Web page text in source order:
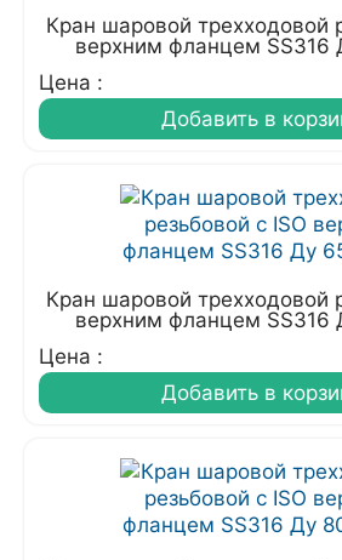
Кран шаровой трехходовой
верхним фланцем SS316
Цена :
Добавить в
Кран шаровой трехходовой
верхним фланцем SS316
Цена :
Добавить в